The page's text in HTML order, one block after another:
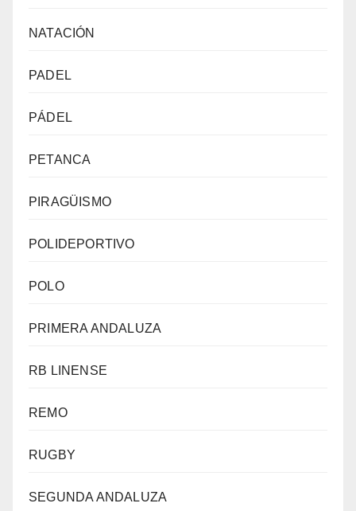
NATACIÓN
PADEL
PÁDEL
PETANCA
PIRAGÜISMO
POLIDEPORTIVO
POLO
PRIMERA ANDALUZA
RB LINENSE
REMO
RUGBY
SEGUNDA ANDALUZA